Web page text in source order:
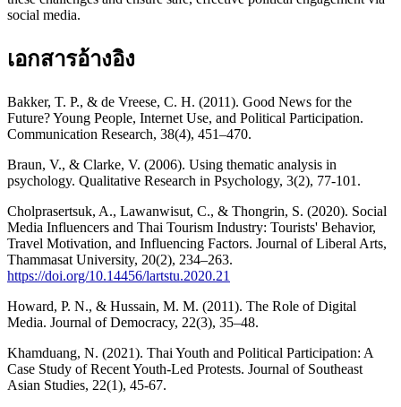
social media.
เอกสารอ้างอิง
Bakker, T. P., & de Vreese, C. H. (2011). Good News for the
Future? Young People, Internet Use, and Political Participation.
Communication Research, 38(4), 451–470.
Braun, V., & Clarke, V. (2006). Using thematic analysis in
psychology. Qualitative Research in Psychology, 3(2), 77-101.
Cholprasertsuk, A., Lawanwisut, C., & Thongrin, S. (2020). Social
Media Influencers and Thai Tourism Industry: Tourists' Behavior,
Travel Motivation, and Influencing Factors. Journal of Liberal Arts,
Thammasat University, 20(2), 234–263.
https://doi.org/10.14456/lartstu.2020.21
Howard, P. N., & Hussain, M. M. (2011). The Role of Digital
Media. Journal of Democracy, 22(3), 35–48.
Khamduang, N. (2021). Thai Youth and Political Participation: A
Case Study of Recent Youth-Led Protests. Journal of Southeast
Asian Studies, 22(1), 45-67.